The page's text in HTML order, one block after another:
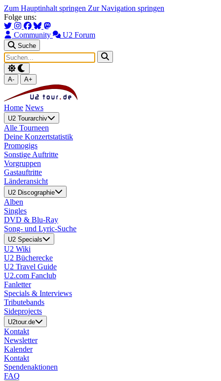
Zum Hauptinhalt springen Zur Navigation springen
Folge uns:
Community U2 Forum
Suche
A- A+
Home News
U2 Tourarchiv
Alle Tourneen
Deine Konzertstatistik
Promogigs
Sonstige Auftritte
Vorgruppen
Gastauftritte
Länderansicht
U2 Discographie
Alben
Singles
DVD & Blu-Ray
Song- und Lyric-Suche
U2 Specials
U2 Wiki
U2 Bücherecke
U2 Travel Guide
U2.com Fanclub
Fanletter
Specials & Interviews
Tributebands
Sideprojects
U2tour.de
Kontakt
Newsletter
Kalender
Kontakt
Spendenaktionen
FAQ